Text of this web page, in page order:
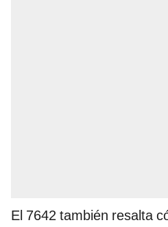
El 7642 también resalta